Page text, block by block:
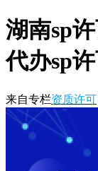
湖南sp
代办sp
来自专栏资质许可